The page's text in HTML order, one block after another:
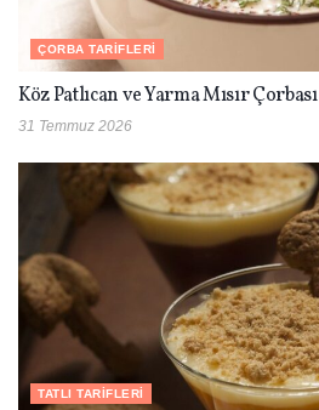
ÇORBA TARIFLERI
Köz Patlıcan ve Yarma Mısır Çorbası
31 Temmuz 2026
TATLI TARIFLERI